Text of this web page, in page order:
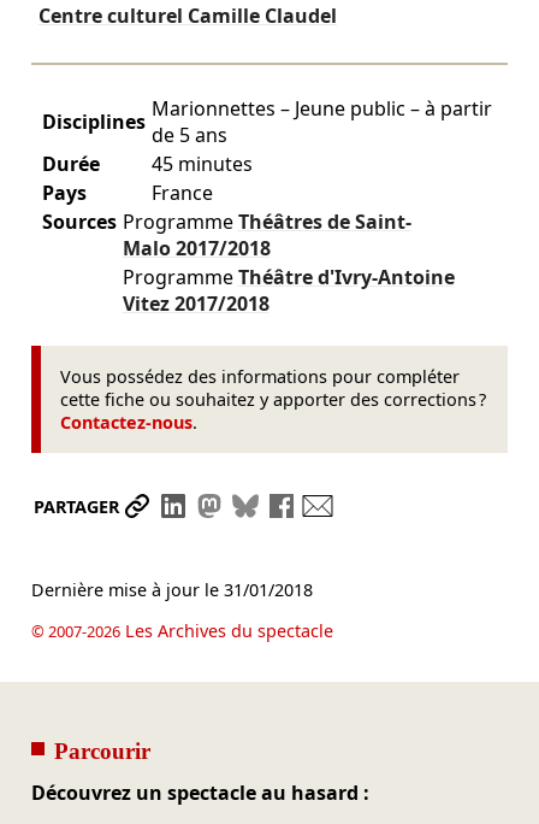
Centre culturel Camille Claudel
Disciplines Marionnettes – Jeune public – à partir
de 5 ans
Durée
45 minutes
Pays
France
Sources ProgrammeThéâtres de Saint-
Malo2017/2018
ProgrammeThéâtre d'Ivry-Antoine
Vitez2017/2018
Vous possédez des informations pour compléter
cette fiche ou souhaitez y apporter des corrections ?
Contactez-nous.
PARTAGER Partager le lien
Partager sur LinkedIn
Partager sur Mastodon
Partager sur Bluesky
Partager sur Facebook
Dernière mise à jour le 31/01/2018
© 2007-2026Les Archives du spectacle
Parcourir
Découvrez un spectacle au hasard :